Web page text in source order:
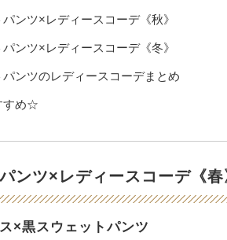
ンツ×レディースコーデ《秋》
ンツ×レディースコーデ《冬》
ンツのレディースコーデまとめ
すめ☆
ンツ×レディースコーデ《春
×黒スウェットパンツ